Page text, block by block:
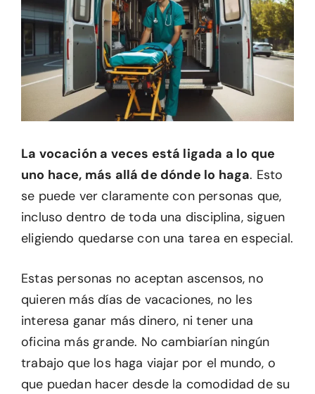
La vocación a veces está ligada a lo que
uno hace, más allá de dónde lo haga. Esto
se puede ver claramente con personas que,
incluso dentro de toda una disciplina, siguen
eligiendo quedarse con una tarea en especial.
Estas personas no aceptan ascensos, no
quieren más días de vacaciones, no les
interesa ganar más dinero, ni tener una
oficina más grande. No cambiarían ningún
trabajo que los haga viajar por el mundo, o
que puedan hacer desde la comodidad de su